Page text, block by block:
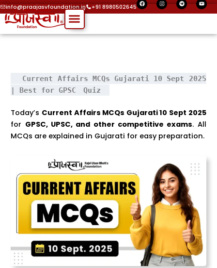
Skip
to
content
info@praajasvfoundation.in +91 8980502645 a
c
e
k
n
s
t
a
e
l
e
m
o
u
t
Menu
Current Affairs MCQs Gujarati 10 Sept 2025
| Best for GPSC
Quiz
Today’s Current Affairs MCQs Gujarati 10 Sept 2025
for GPSC, UPSC, and other competitive exams. All
MCQs are explained in Gujarati for easy preparation.